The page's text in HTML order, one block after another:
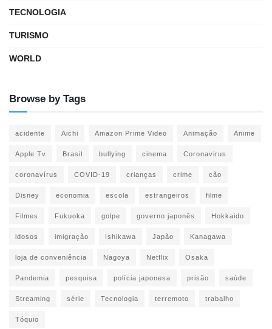
TECNOLOGIA
TURISMO
WORLD
Browse by Tags
acidente Aichi Amazon Prime Video Animação Anime
Apple Tv Brasil bullying cinema Coronavirus
coronavírus COVID-19 crianças crime cão
Disney economia escola estrangeiros filme
Filmes Fukuoka golpe governo japonês Hokkaido
idosos imigração Ishikawa Japão Kanagawa
loja de conveniência Nagoya Netflix Osaka
Pandemia pesquisa polícia japonesa prisão saúde
Streaming série Tecnologia terremoto trabalho
Tóquio